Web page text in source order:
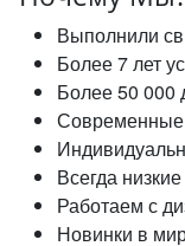
Выполнили
Более 7 лет
Более 50 000
Всегда
Работаем с
Новинки в